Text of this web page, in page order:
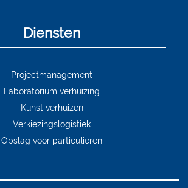
Diensten
Projectmanagement
Laboratorium verhuizing
Kunst verhuizen
Verkiezingslogistiek
Opslag voor particulieren